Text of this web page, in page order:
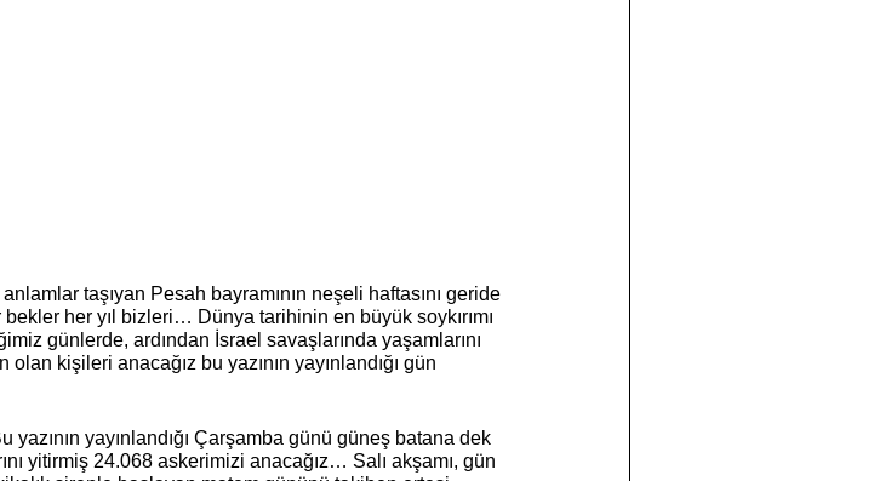
taşıyan Pesah bayramının neşeli haftasını geride
bekler her yıl bizleri… Dünya tarihinin en büyük soykırımı
günlerde, ardından İsrael savaşlarında yaşamlarını
kişileri anacağız bu yazının yayınlandığı gün
yayınlandığı Çarşamba günü güneş batana dek
yitirmiş 24.068 askerimizi anacağız… Salı akşamı, gün